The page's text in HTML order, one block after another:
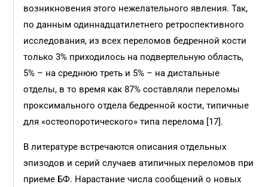
возникновения этого нежелательного явления. Так,
по данным одиннадцатилетнего ретроспективного
исследования, из всех переломов бедренной кости
только 3% приходилось на подвертельную область,
5% – на среднюю треть и 5% – на дистальные
отделы, в то время как 87% составляли переломы
проксимального отдела бедренной кости, типичные
для «остеопоротического» типа перелома [17].
В литературе встречаются описания отдельных
эпизодов и серий случаев атипичных переломов при
приеме БФ. Нарастание числа сообщений о новых